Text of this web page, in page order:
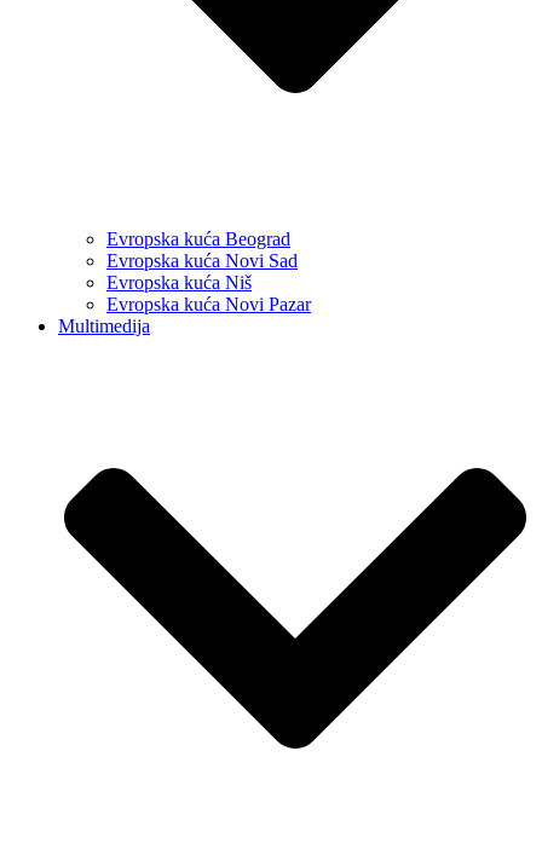
Evropska kuća Beograd
Evropska kuća Novi Sad
Evropska kuća Niš
Evropska kuća Novi Pazar
Multimedija